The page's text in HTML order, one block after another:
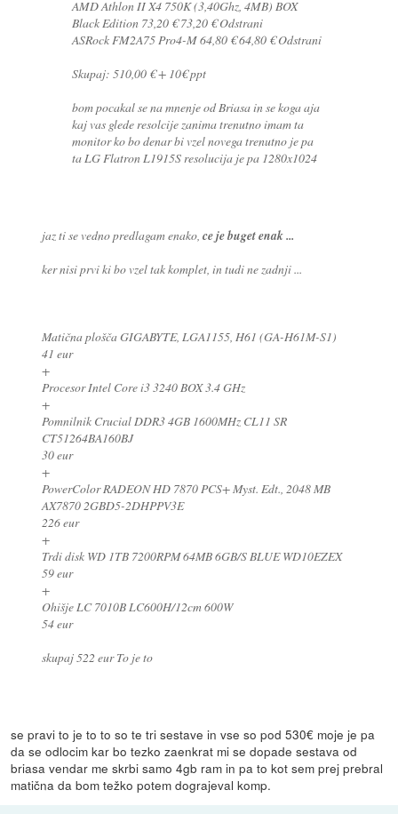
AMD Athlon II X4 750K (3,40Ghz, 4MB) BOX
Black Edition 73,20 € 73,20 € Odstrani
ASRock FM2A75 Pro4-M 64,80 € 64,80 € Odstrani
Skupaj: 510,00 € + 10€ ppt
bom pocakal se na mnenje od Briasa in se koga aja
kaj vas glede resolcije zanima trenutno imam ta
monitor ko bo denar bi vzel novega trenutno je pa
ta LG Flatron L1915S resolucija je pa 1280x1024
jaz ti se vedno predlagam enako, ce je buget enak ...
ker nisi prvi ki bo vzel tak komplet, in tudi ne zadnji ...
Matična plošča GIGABYTE, LGA1155, H61 (GA-H61M-S1)
41 eur
+
Procesor Intel Core i3 3240 BOX 3.4 GHz
+
Pomnilnik Crucial DDR3 4GB 1600MHz CL11 SR
CT51264BA160BJ
30 eur
+
PowerColor RADEON HD 7870 PCS+ Myst. Edt., 2048 MB
AX7870 2GBD5-2DHPPV3E
226 eur
+
Trdi disk WD 1TB 7200RPM 64MB 6GB/S BLUE WD10EZEX
59 eur
+
Ohišje LC 7010B LC600H/12cm 600W
54 eur
skupaj 522 eur To je to
se pravi to je to to so te tri sestave in vse so pod 530€ moje je pa
da se odlocim kar bo tezko zaenkrat mi se dopade sestava od
briasa vendar me skrbi samo 4gb ram in pa to kot sem prej prebral
matična da bom težko potem dograjeval komp.